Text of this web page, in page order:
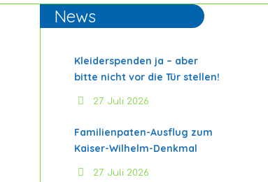
News
Kleiderspenden ja – aber
bitte nicht vor die Tür stellen!
27. Juli 2026
Familienpaten-Ausflug zum
Kaiser-Wilhelm-Denkmal
27. Juli 2026